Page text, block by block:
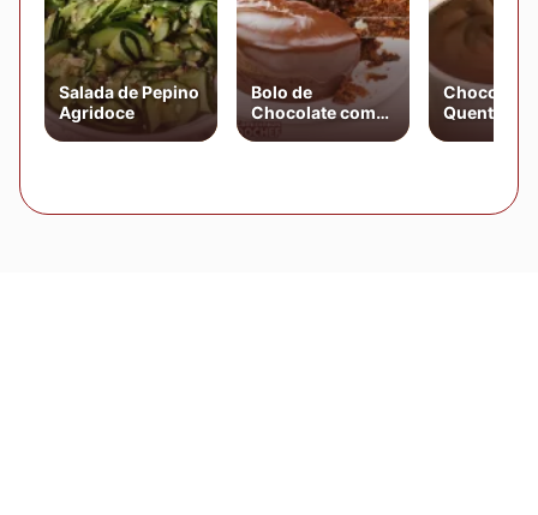
Salada de Pepino
Agridoce
Bolo de
Chocolate com
Cobertura de
Chocolate
Quente